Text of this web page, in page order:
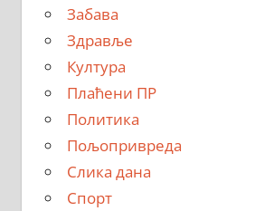
Забава
Здравље
Култура
Плаћени ПР
Политика
Пољопривреда
Слика дана
Спорт